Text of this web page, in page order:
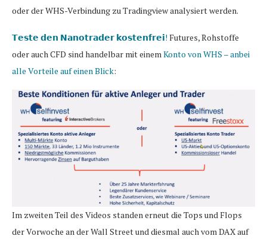
oder der WHS-Verbindung zu Tradingview analysiert werden.
𝗧𝗲𝘀𝘁𝗲 𝗱𝗲𝗻 𝗡𝗮𝗻𝗼𝘁𝗿𝗮𝗱𝗲𝗿 𝗸𝗼𝘀𝘁𝗲𝗻𝗳𝗿𝗲𝗶! Futures, Rohstoffe
oder auch CFD sind handelbar mit einem Konto von WHS – anbei
alle Vorteile auf einen Blick:
Im zweiten Teil des Videos standen erneut die Tops und Flops
der Vorwoche an der Wall Street und diesmal auch vom DAX auf